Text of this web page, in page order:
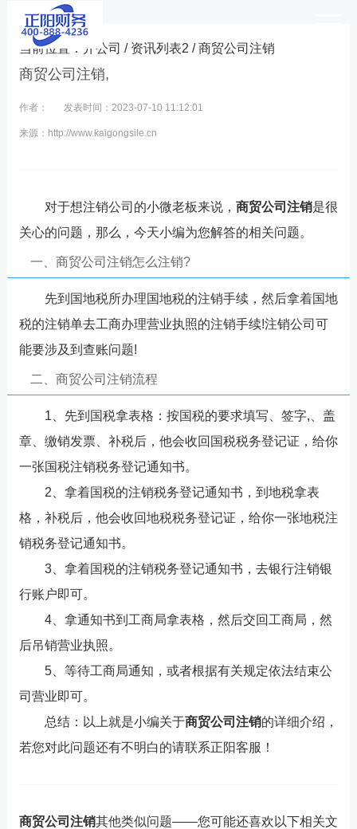
当前位置： 开公司 / 资讯列表2 / 商贸公司注销
商贸公司注销,
作者： 发表时间：2023-07-10 11:12:01
来源：http://www.kaigongsile.cn
对于想注销公司的小微老板来说， 商贸公司注销是很
关心的问题，那么，今天小编为您解答的相关问题。
一、商贸公司注销怎么注销?
先到国地税所办理国地税的注销手续，然后拿着国地
税的注销单去工商办理营业执照的注销手续!注销公司可
能要涉及到查账问题!
二、商贸公司注销流程
1、先到国税拿表格：按国税的要求填写、签字,、盖
章、缴销发票、补税后，他会收回国税税务登记证，给你
一张国税注销税务登记通知书。
2、拿着国税的注销税务登记通知书，到地税拿表
格，补税后，他会收回地税税务登记证，给你一张地税注
销税务登记通知书。
3、拿着国税的注销税务登记通知书，去银行注销银
行账户即可。
4、拿通知书到工商局拿表格，然后交回工商局，然
后吊销营业执照。
5、等待工商局通知，或者根据有关规定依法结束公
司营业即可。
总结：以上就是小编关于商贸公司注销的详细介绍，
若您对此问题还有不明白的请联系正阳客服！
商贸公司注销其他类似问题——您可能还喜欢以下相关文